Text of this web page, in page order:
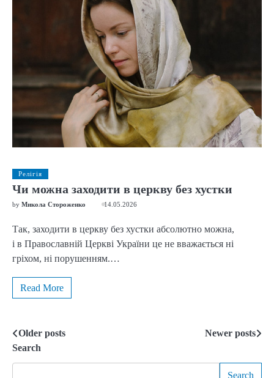
Релігія
Чи можна заходити в церкву без хустки
by Микола Стороженко 14.05.2026
Так, заходити в церкву без хустки абсолютно можна,
і в Православній Церкві України це не вважається ні
гріхом, ні порушенням.…
Read More
Posts
Older posts
Newer posts
Search
Search